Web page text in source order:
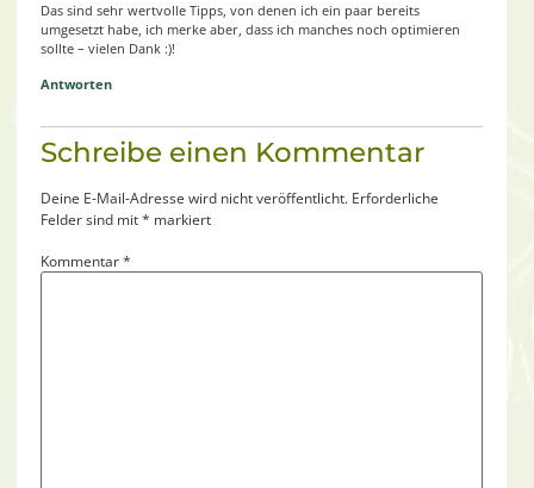
Das sind sehr wertvolle Tipps, von denen ich ein paar bereits
umgesetzt habe, ich merke aber, dass ich manches noch optimieren
sollte – vielen Dank :)!
Antworten
Schreibe einen Kommentar
Deine E-Mail-Adresse wird nicht veröffentlicht. Erforderliche
Felder sind mit* markiert
Kommentar*